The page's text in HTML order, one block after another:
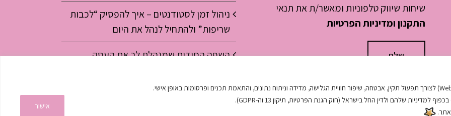
אישור
שיחות שיווק טלפוניות ומאשר/ת את תנאי
התקנון ומדיניות הפרטיות
ניהול זמן לסטודנטים – איך להפסיק “לכבות
שריפות” ולהתחיל לנהל את היום
השפה הסודית שמנהלת לך את העסק